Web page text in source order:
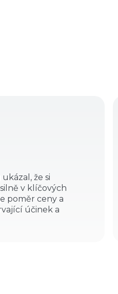
že si
v klíčových
poměr ceny a
účinek a